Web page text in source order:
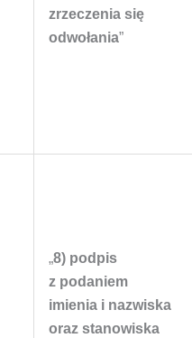
zrzeczenia się
odwołania”
„8) podpis
z podaniem
imienia i nazwiska
oraz stanowiska